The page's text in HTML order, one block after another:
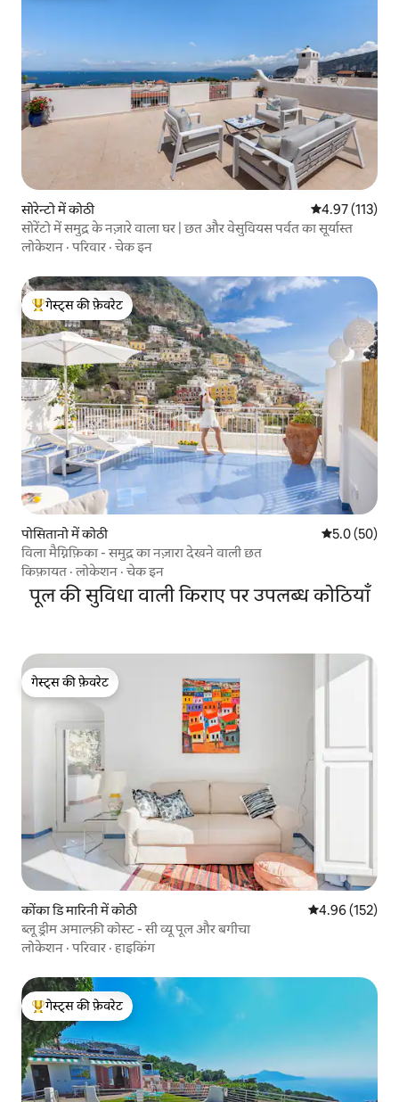
सोरेन्टो में कोठी औसत रेटिंग 5 में से
4.97 (113)
सोरेंटो में समुद्र के नज़ारे वाला घर | छत और वेसुवियस पर्वत का सूर्यास्त
लोकेशन ·परिवार ·चेक इन
गेस्ट्स का टॉप फ़ेवरेट
गेस्ट्स की फ़ेवरेट
पोसितानो में कोठी औसत रेटिंग 5
5.0 (50)
विला मैग्निफ़िका - समुद्र का नज़ारा देखने वाली छत
किफ़ायत ·लोकेशन ·चेक इन
पूल की सुविधा वाली किराए पर उपलब्ध कोठियाँ
गेस्ट्स की फ़ेवरेट
गेस्ट्स की फ़ेवरेट
कोंका डि मारिनी में कोठी औसत रेटिंग 5 में से
4.96 (152)
ब्लू ड्रीम अमाल्फ़ी कोस्ट - सी व्यू पूल और बगीचा
लोकेशन ·परिवार ·हाइकिंग
गेस्ट्स का टॉप फ़ेवरेट
गेस्ट्स की फ़ेवरेट